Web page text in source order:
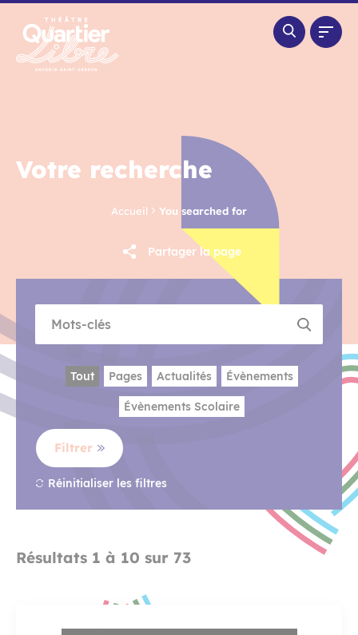
Votre recherche
Accueil You searched for
Partager la page
Tout Pages Actualités Évènements
Évènements Scolaire
Filtrer
Réinitialiser les filtres
Résultats 1 à 10 sur 73
Panneau de gestion des cookies